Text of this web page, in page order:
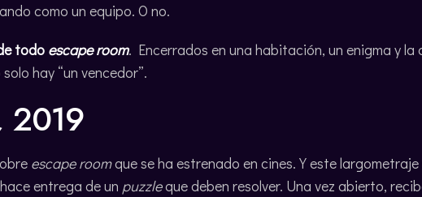
como un equipo. O no.
todo escape room. Encerrados en una habitación, un enigma y
hay “un vencedor”.
2019
escape roomque se ha estrenado en cines. Y este
entrega de un puzzleque deben resolver. Una vez abierto,